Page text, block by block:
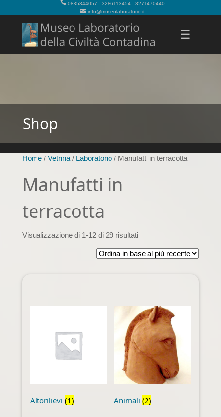
0835344057 - 3286113454 - 3271470440
info@museolaboratorio.it
☰
Shop
Home/ Vetrina/ Laboratorio/ Manufatti in terracotta
Manufatti in
terracotta
Visualizzazione di 1-12 di 29 risultatiOrdina
base
Altorilievi (1) Animali (2)